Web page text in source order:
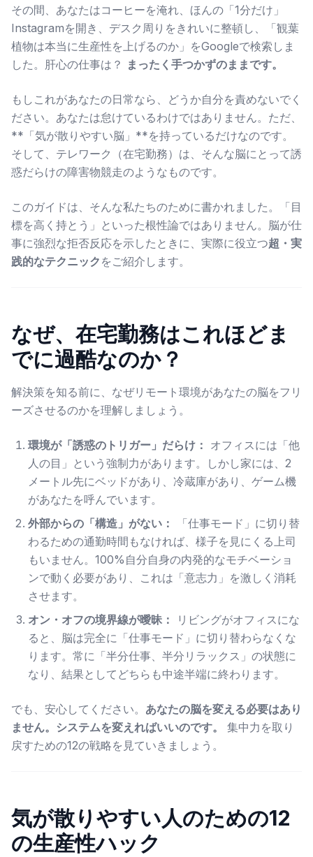
その間、あなたはコーヒーを淹れ、ほんの「1分だけ」
Instagramを開き、デスク周りをきれいに整頓し、「観葉
植物は本当に生産性を上げるのか」をGoogleで検索しま
した。肝心の仕事は？ まったく手つかずのままです。
もしこれがあなたの日常なら、どうか自分を責めないでく
ださい。あなたは怠けているわけではありません。ただ、
**「気が散りやすい脳」**を持っているだけなのです。
そして、テレワーク（在宅勤務）は、そんな脳にとって誘
惑だらけの障害物競走のようなものです。
このガイドは、そんな私たちのために書かれました。「目
標を高く持とう」といった根性論ではありません。脳が仕
事に強烈な拒否反応を示したときに、実際に役立つ超・実
践的なテクニック をご紹介します。
なぜ、在宅勤務はこれほどま
でに過酷なのか？
解決策を知る前に、なぜリモート環境があなたの脳をフリ
ーズさせるのかを理解しましょう。
環境が「誘惑のトリガー」だらけ： オフィスには「他
人の目」という強制力があります。しかし家には、2
メートル先にベッドがあり、冷蔵庫があり、ゲーム機
があなたを呼んでいます。
外部からの「構造」がない：
「仕事モード」に切り替
わるための通勤時間もなければ、様子を見にくる上司
もいません。100%自分自身の内発的なモチベーショ
ンで動く必要があり、これは「意志力」を激しく消耗
させます。
オン・オフの境界線が曖昧：
リビングがオフィスにな
ると、脳は完全に「仕事モード」に切り替わらなくな
ります。常に「半分仕事、半分リラックス」の状態に
なり、結果としてどちらも中途半端に終わります。
でも、安心してください。 あなたの脳を変える必要はあり
ません。システムを変えればいいのです。
集中力を取り
戻すための12の戦略を見ていきましょう。
気が散りやすい人のための12
の生産性ハック